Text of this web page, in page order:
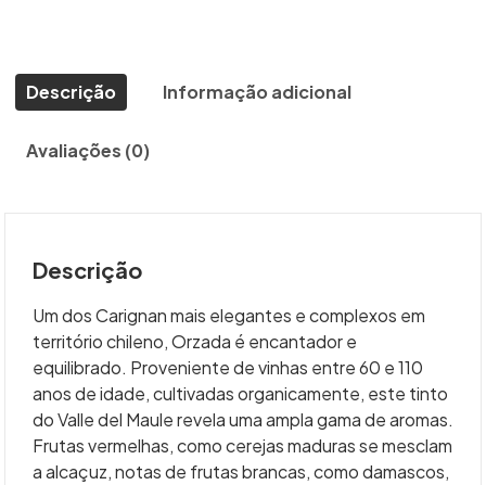
Descrição Informação adicional
Avaliações (0)
Descrição
Um dos Carignan mais elegantes e complexos em
território chileno, Orzada é encantador e
equilibrado. Proveniente de vinhas entre 60 e 110
anos de idade, cultivadas organicamente, este tinto
do Valle del Maule revela uma ampla gama de aromas.
Frutas vermelhas, como cerejas maduras se mesclam
a alcaçuz, notas de frutas brancas, como damascos,